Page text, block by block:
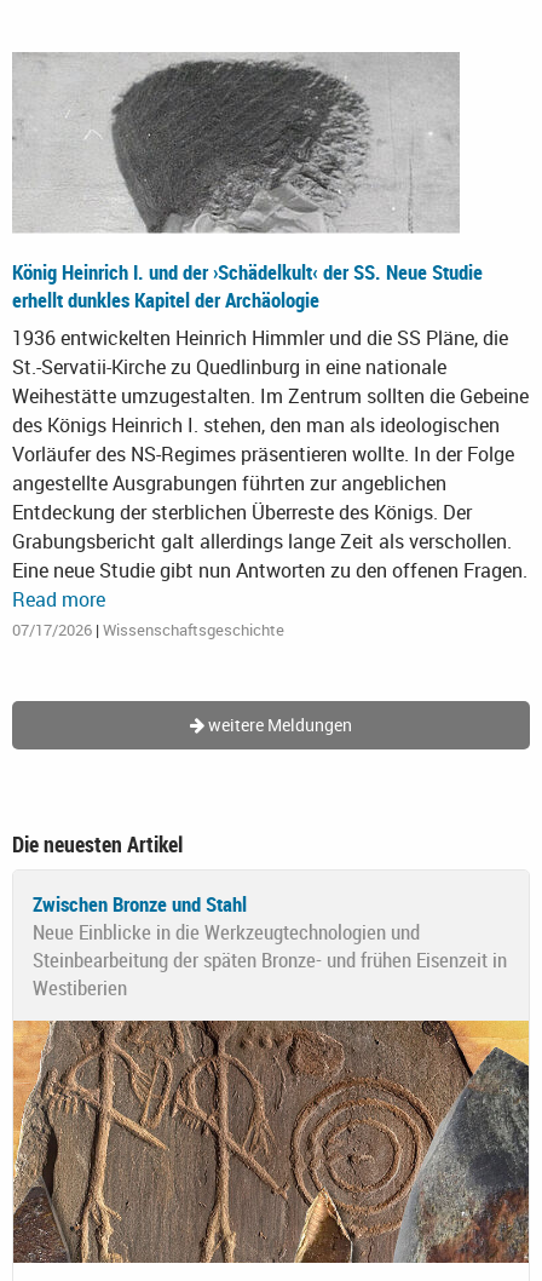
König Heinrich I. und der ›Schädelkult‹ der SS. Neue Studie
erhellt dunkles Kapitel der Archäologie
1936 entwickelten Heinrich Himmler und die SS Pläne, die
St.-Servatii-Kirche zu Quedlinburg in eine nationale
Weihestätte umzugestalten. Im Zentrum sollten die Gebeine
des Königs Heinrich I. stehen, den man als ideologischen
Vorläufer des NS-Regimes präsentieren wollte. In der Folge
angestellte Ausgrabungen führten zur angeblichen
Entdeckung der sterblichen Überreste des Königs. Der
Grabungsbericht galt allerdings lange Zeit als verschollen.
Eine neue Studie gibt nun Antworten zu den offenen Fragen.
Read more
07/17/2026 |Wissenschaftsgeschichte
weitere Meldungen
Die neuesten Artikel
Zwischen Bronze und Stahl
Neue Einblicke in die Werkzeugtechnologien und
Steinbearbeitung der späten Bronze- und frühen Eisenzeit in
Westiberien